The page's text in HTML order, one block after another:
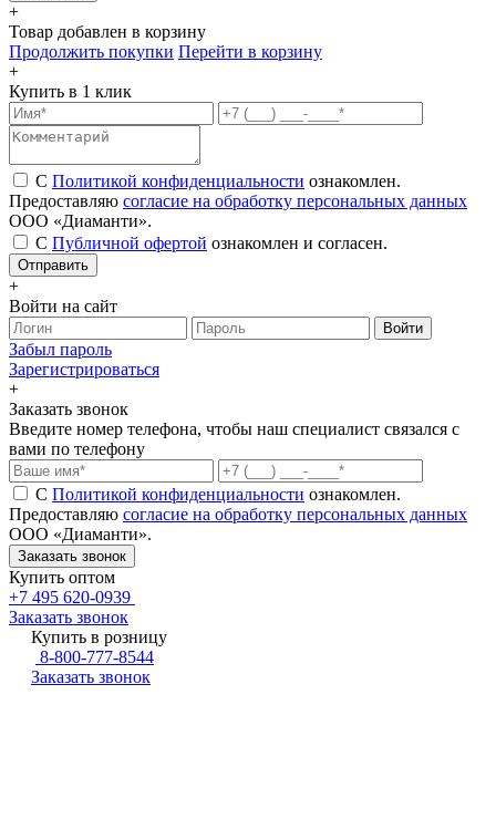
+
Товар добавлен в корзину
Продолжить покупки Перейти в корзину
+
Купить в 1 клик
С Политикой конфиденциальности ознакомлен.
Предоставляю согласие на обработку персональных данных
ООО «Диаманти».
С Публичной офертой ознакомлен и согласен.
Отправить
+
Войти на сайт
Войти
Забыл пароль
Зарегистрироваться
+
Заказать звонок
Введите номер телефона, чтобы наш специалист связался с
вами по телефону
С Политикой конфиденциальности ознакомлен.
Предоставляю согласие на обработку персональных данных
ООО «Диаманти».
Купить оптом
+7 495 620-0939
Заказать звонок
Купить в розницу
8-800-777-8544
Заказать звонок